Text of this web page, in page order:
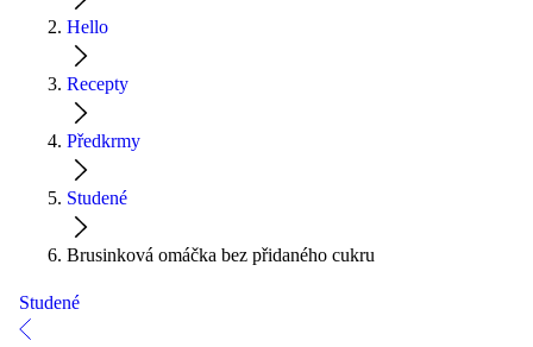
Hello
Recepty
Předkrmy
Studené
Brusinková omáčka bez přidaného cukru
Studené